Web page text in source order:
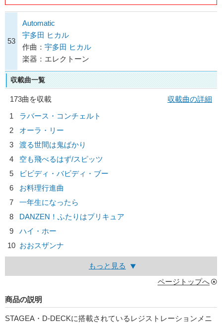
53
Automatic
宇多田 ヒカル
作曲： 宇多田 ヒカル
楽器：エレクトーン
収載曲一覧
173曲を収載
収載曲の詳細
1
ラバース・コンチェルト
2
オーラ・リー
3
渡る世間は鬼ばかり
4
空も飛べるはず/スピッツ
5
ビビディ・バビディ・ブー
6
お料理行進曲
7
一年生になったら
8
DANZEN！ふたりはプリキュア
9
ハイ・ホー
10 おおスザンナ
もっと見る
ページトップへ
商品の説明
STAGEA・D-DECKに搭載されているレジストレーションメニ